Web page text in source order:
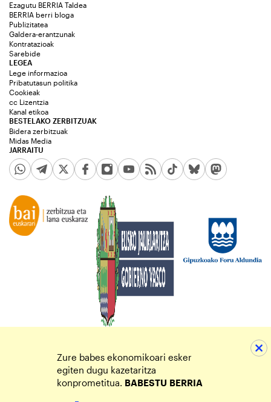
Ezagutu BERRIA Taldea
BERRIA berri bloga
Publizitatea
Galdera-erantzunak
Kontratazioak
Sarebide
JARRAITU
LEGEA
Lege informazioa
Pribatutasun politika
Cookieak
cc Lizentzia
Kanal etikoa
BESTELAKO ZERBITZUAK
Bidera zerbitzuak
Midas Media
Zure babes ekonomikoari esker
egiten dugu kazetaritza
konprometitua. BABESTU BERRIA